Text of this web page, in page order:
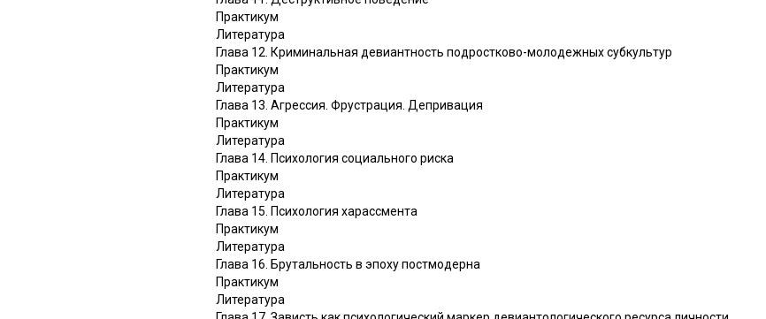
Практикум
Литература
Глава 12. Криминальная девиантность подростково-молодежных субкультур
Практикум
Литература
Глава 13. Агрессия. Фрустрация. Депривация
Практикум
Литература
Глава 14. Психология социального риска
Практикум
Литература
Глава 15. Психология харассмента
Практикум
Литература
Глава 16. Брутальность в эпоху постмодерна
Практикум
Литература